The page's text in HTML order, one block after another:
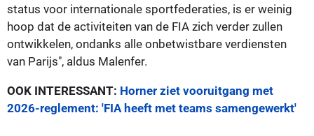
status voor internationale sportfederaties, is er weinig
hoop dat de activiteiten van de FIA zich verder zullen
ontwikkelen, ondanks alle onbetwistbare verdiensten
van Parijs", aldus Malenfer.
OOK INTERESSANT: Horner ziet vooruitgang met
2026-reglement: 'FIA heeft met teams samengewerkt'